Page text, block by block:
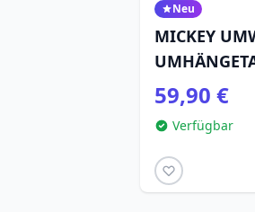
Neu
MICKEY
LOUNGEFLY
59,90 €
Verfügbar